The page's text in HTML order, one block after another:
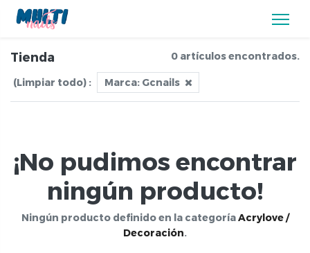
Tienda 0 artículos encontrados.
(Limpiar todo) : Marca: Gcnails
¡No pudimos encontrar
ningún producto!
Ningún producto definido en la categoríaAcrylove /
Decoración.